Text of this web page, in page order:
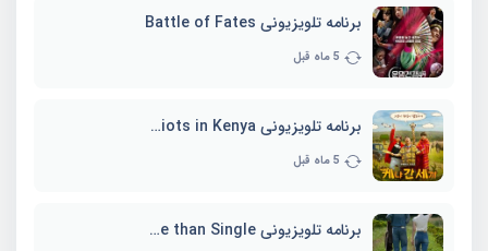
برنامه تلویزیونی Battle of Fates
5 ماه قبل
برنامه تلویزیونی Three Idiots in Kenya
5 ماه قبل
برنامه تلویزیونی Better Late than Single